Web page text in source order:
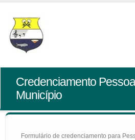
Credenciamento
Município
Formulário de credenciamento para